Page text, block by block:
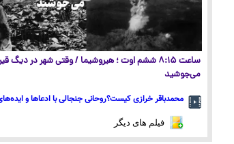
ساعت ۸:۱۵ ششم اوت ؛ هیروشیما / وقتی شهر در دیگ
می‌جوشید
محمدباقر خرازی کیست؟روحانی جنجالی با ادعاها و
فیلم های دیگر